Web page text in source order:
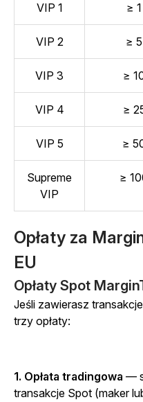
VIP 1 ≥
VIP 2 ≥
VIP 3 ≥
VIP 4 ≥
VIP 5 ≥
Supreme
VIP
≥
Opłaty za
EU
Opłaty Spot
Jeśli zawierasz
trzy opłaty:
1. Opłata tradingowa —
transakcje Spot (maker